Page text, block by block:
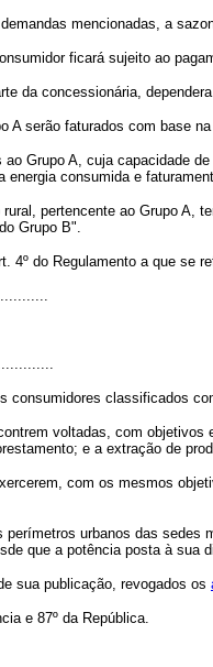
mencionadas, a
ficará sujeito ao
da concessionária,
A serão faturados com base
Grupo A, cuja capacidade
energia consumida e
pertencente ao Grupo
Grupo B".
4º do Regulamento a que se
consumidores classificados
voltadas, com
e a extração de
com os mesmos
urbanos das
que a potência posta à sua
sua publicação, revogados os
e 87º da República.